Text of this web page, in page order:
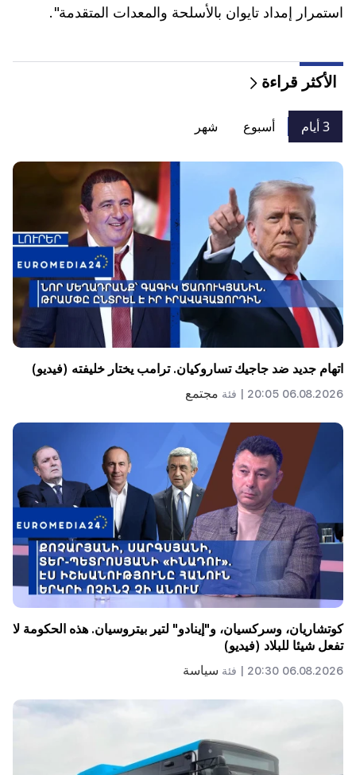
استمرار إمداد تايوان بالأسلحة والمعدات المتقدمة".
الأكثر قراءة
3 أيام أسبوع شهر
اتهام جديد ضد جاجيك تساروكيان. ترامب يختار خليفته (فيديو)
06.08.2026 20:05 | فئة مجتمع
كوتشاريان، وسركسيان، و"إينادو" لتير بيتروسيان. هذه الحكومة لا
تفعل شيئا للبلاد (فيديو)
06.08.2026 20:30 | فئة سياسة